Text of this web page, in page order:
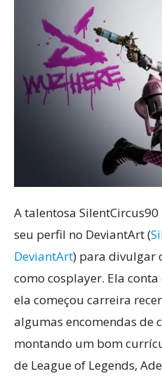
A talentosa
seu perfil no DeviantArt (
DeviantArt) para divulgar
como cosplayer. Ela
ela começou carreira
algumas encomendas de
montando um bom
de League of Legends,